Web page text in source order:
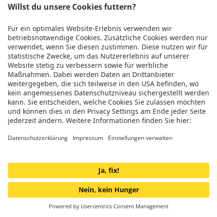
Wir sind
TÜV zertifiziert
Genug gescrollt!
Jetzt Teil der Energiewende werden
Service und Kontakt
Über Uns
Rechtliches